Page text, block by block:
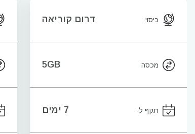
כיסוי דרום קוריאה
מכסה 5GB
תקף ל- 7 ימים